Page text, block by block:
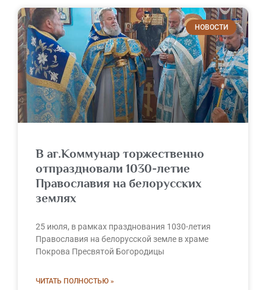
НОВОСТИ
В аг.Коммунар торжественно
отпраздновали 1030-летие
Православия на белорусских
землях
25 июля, в рамках празднования 1030-летия
Православия на белорусской земле в храме
Покрова Пресвятой Богородицы
ЧИТАТЬ ПОЛНОСТЬЮ »